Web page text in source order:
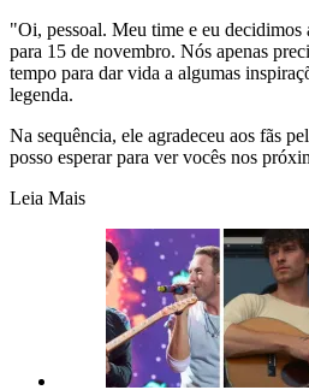
"Oi, pessoal. Meu time e eu
para 15 de novembro. Nós apenas
tempo para dar vida a algumas
legenda.
Na sequência, ele agradeceu aos fãs
posso esperar para ver vocês nos
Leia Mais